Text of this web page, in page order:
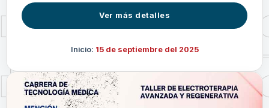
Ver más detalles
Inicio: 15 de septiembre del 2025